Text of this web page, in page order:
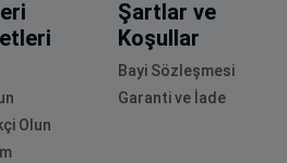
Olun
Şartlar ve
Koşullar
Bayi Sözleşmesi
Garanti ve İade